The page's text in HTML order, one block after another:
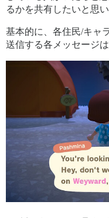
るかを共有したいと思い
基本的に、各住民/キャ
送信する各メッセージ